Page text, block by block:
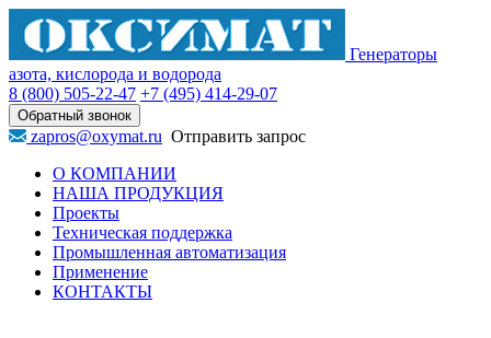
Генераторы
азота, кислорода и водорода
8 (800) 505-22-47 +7 (495) 414-29-07
Обратный звонок
zapros@oxymat.ru Отправить запрос
О КОМПАНИИ
НАША ПРОДУКЦИЯ
Проекты
Техническая поддержка
Промышленная автоматизация
Применение
КОНТАКТЫ